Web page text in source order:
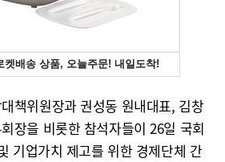
책위원장과 권성동 원내대표, 김창
장을 비롯한 참석자들이 26일 국회
기업가치 제고를 위한 경제단체 간